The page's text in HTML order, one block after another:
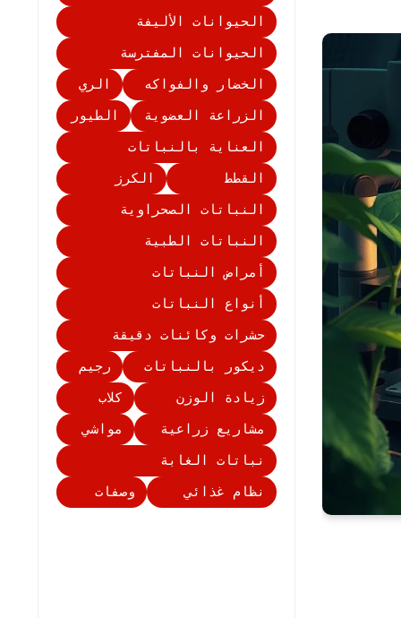
الحيوانات الأليفة
الحيوانات المفترسة
الخضار والفواكه
الري
الزراعة العضوية
الطيور
العناية بالنباتات
القطط
الكرز
النباتات الصحراوية
النباتات الطبية
أمراض النباتات
أنواع النباتات
حشرات وكائنات دقيقة
ديكور بالنباتات
رجيم
زيادة الوزن
كلاب
مشاريع زراعية
مواشي
نباتات الغابة
نظام غذائي
وصفات